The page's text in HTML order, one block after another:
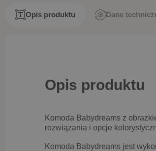
Opis produktu Dane
Opis produktu
Komoda Babydreams z
rozwiązania i opcje
Komoda Babydreams jest